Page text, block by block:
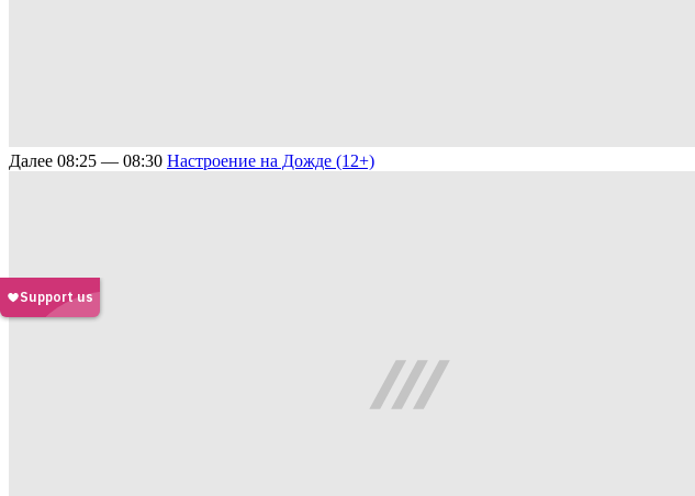
Далее 08:25 — 08:30 Настроение на Дожде (12+)